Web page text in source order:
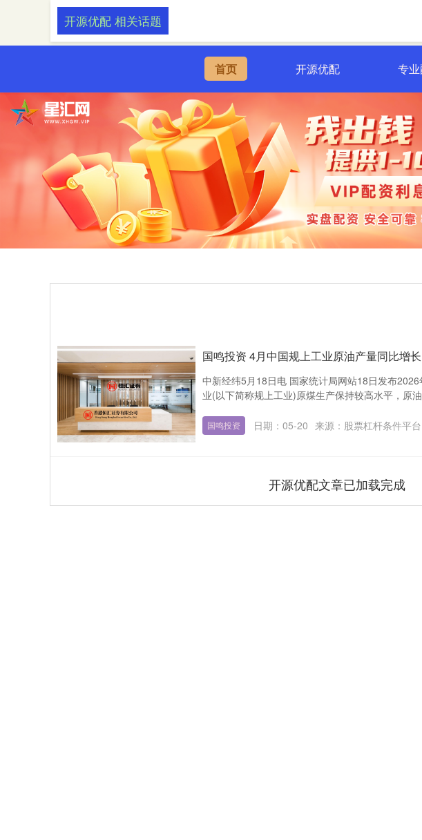
首页 开源优配 专
开源优配 相关话题
国鸣投资 4月中国规上工业原油产量同比增
中新经纬5月18日电 国家统计局网站18日发布
业(以下简称规上工业)原煤生产保持较高水平，原
国鸣投资 日期：05-20 来源：股票杠杆条件平台
开源优配文章已加载完成